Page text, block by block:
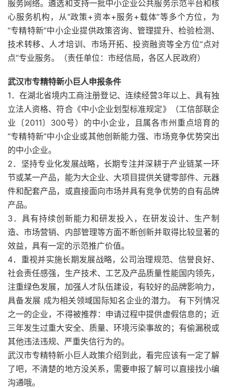
服务网络。遴选和支持一批中小企业公共服务示范平台和核
心服务机构，从“政策+资本+服务+载体”等多个方位，为
“专精特新”中小企业提供政策咨询、管理提升、检验检测、
技术转移、人才培训、市场开拓、投资融资等全方位“点对
点”专业服务。（责任单位：市经信局，各区人民政府）
武汉市专精特新小巨人申报条件
1．在湖北省境内工商注册登记、连续经营3年以上、具有独
立法人资格、符合《中小企业划型标准规定》（工信部联企
业〔2011〕300号）的中小企业，且属各市州重点培育的
“专精特新”中小企业或其他创新能力强、市场竞争优势突出
的中小企业。
2．坚持专业化发展战略，长期专注并深耕于产业链某一环
节或某一产品，能为大企业、大项目提供关键零部件、元器
件和配套产品，或直接面向市场并具有竞争优势的自有品牌
产品。
3．具有持续创新能力和研发投入，在研发设计、生产制
造、市场营销、内部管理等方面不断创新并取得比较显著的
效益，具有一定的示范推广价值。
4．重视并实施长期发展战略，公司治理规范、信誉良好、
社会责任感强，生产技术、工艺及产品质量性能国内领先，
注重绿色发展，加强人才队伍建设，有较好的品牌影响力，
具备发展 成为相关领域国际知名企业的潜力。 有下列情况
之一的企业，不得被推荐：申请过程中提供虚假信息的；近
三年发生过重大安全、质量、环境污染事故的；有偷漏税或
其他违法违规、严重失信行为的。
武汉市专精特新小巨人政策介绍到此，看完应该有一定了解
了吧，不清楚的地方没关系，需要申报了解可以直接找小编
沟通哦。